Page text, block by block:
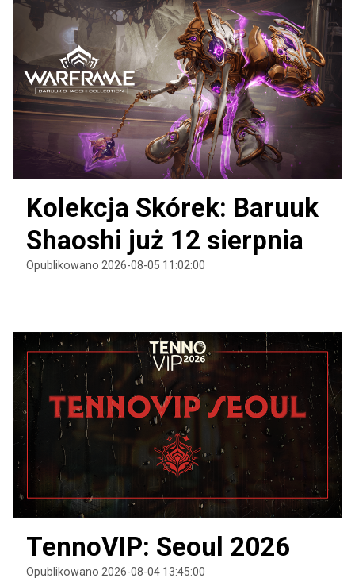
Kolekcja Skórek: Baruuk
Shaoshi już 12 sierpnia
Opublikowano 2026-08-05 11:02:00
TennoVIP: Seoul 2026
Opublikowano 2026-08-04 13:45:00